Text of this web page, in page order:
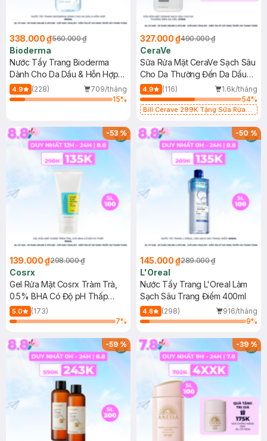
338.000 ₫560.000 ₫
Bioderma
Nước Tẩy Trang Bioderma
Dành Cho Da Dầu & Hỗn Hợp
500ml
4.9 (228)
709/tháng
15%
327.000 ₫490.000 ₫
CeraVe
Sữa Rửa Mặt CeraVe Sạch Sâu
Cho Da Thường Đến Da Dầu
473ml
4.9 (116)
1.6k/tháng
54%
Bill Cerave 299K Tặng Sữa Rửa
-53%
139.000 ₫298.000 ₫
Cosrx
Gel Rửa Mặt Cosrx Tràm Trà,
0.5% BHA Có Độ pH Thấp
150ml
5.0
(173)
7%
-50%
145.000 ₫289.000 ₫
L'Oreal
Nước Tẩy Trang L'Oreal Làm
Sạch Sâu Trang Điểm 400ml
4.8 (298)
916/tháng
9%
-59% -39%